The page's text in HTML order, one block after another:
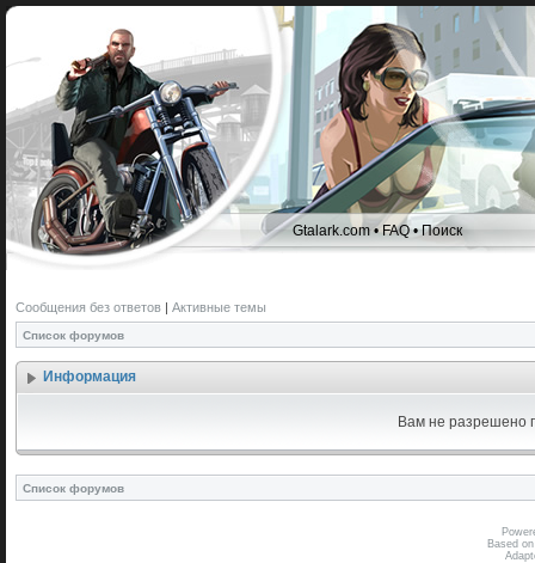
Gtalark.com •FAQ•Поиск
Сообщения без ответов | Активные темы
Список форумов
Информация
Вам не разрешено
Список форумов
Based